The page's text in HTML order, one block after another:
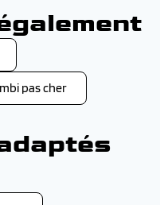
pas cher